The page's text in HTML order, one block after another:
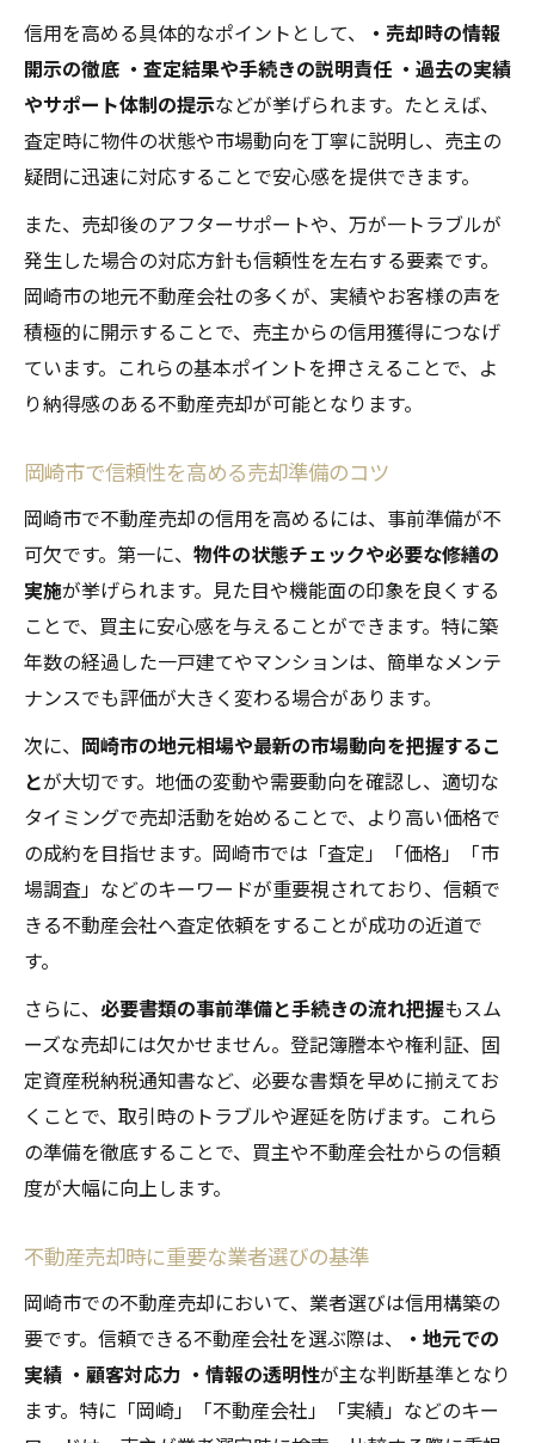
売却成功のカギを握るコミュニケーション
力
不動産売却後の満足度を高める秘訣
地価上昇期に適した不動産売却戦略を解説
地価上昇期に強い不動産売却戦略の要点
岡崎市の地価動向を読み解く最新視点
売却成功を導くタイミングの見極め方
不動産売却で利益最大化を目指す工夫
地価高騰時の信用維持と価格交渉術
信用を高める具体的なポイントとして、
・売却時の情報
開示の徹底 ・査定結果や手続きの説明責任 ・過去の実績
やサポート体制の提示などが挙げられます。たとえば、
査定時に物件の状態や市場動向を丁寧に説明し、売主の
疑問に迅速に対応することで安心感を提供できます。
また、売却後のアフターサポートや、万が一トラブルが
発生した場合の対応方針も信頼性を左右する要素です。
岡崎市の地元不動産会社の多くが、実績やお客様の声を
積極的に開示することで、売主からの信用獲得につなげ
ています。これらの基本ポイントを押さえることで、よ
り納得感のある不動産売却が可能となります。
岡崎市で信頼性を高める売却準備のコツ
岡崎市で不動産売却の信用を高めるには、事前準備が不
可欠です。第一に、 物件の状態チェックや必要な修繕の
実施が挙げられます。見た目や機能面の印象を良くする
ことで、買主に安心感を与えることができます。特に築
年数の経過した一戸建てやマンションは、簡単なメンテ
ナンスでも評価が大きく変わる場合があります。
次に、 岡崎市の地元相場や最新の市場動向を把握するこ
とが大切です。地価の変動や需要動向を確認し、適切な
タイミングで売却活動を始めることで、より高い価格で
の成約を目指せます。岡崎市では「査定」「価格」「市
場調査」などのキーワードが重要視されており、信頼で
きる不動産会社へ査定依頼をすることが成功の近道で
す。
さらに、 必要書類の事前準備と手続きの流れ把握もスム
ーズな売却には欠かせません。登記簿謄本や権利証、固
定資産税納税通知書など、必要な書類を早めに揃えてお
くことで、取引時のトラブルや遅延を防げます。これら
の準備を徹底することで、買主や不動産会社からの信頼
度が大幅に向上します。
不動産売却時に重要な業者選びの基準
岡崎市での不動産売却において、業者選びは信用構築の
要です。信頼できる不動産会社を選ぶ際は、
・地元での
実績 ・顧客対応力 ・情報の透明性が主な判断基準となり
ます。特に「岡崎」「不動産会社」「実績」などのキー